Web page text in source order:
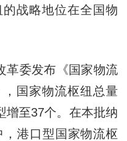
战略地位在全国物
委发布《国家物流
国家物流枢纽总量
增至37个。在本批纳
，港口型国家物流枢